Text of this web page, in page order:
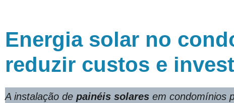
Energia solar no
reduzir custos e
A instalação de painéis solares em condomínios